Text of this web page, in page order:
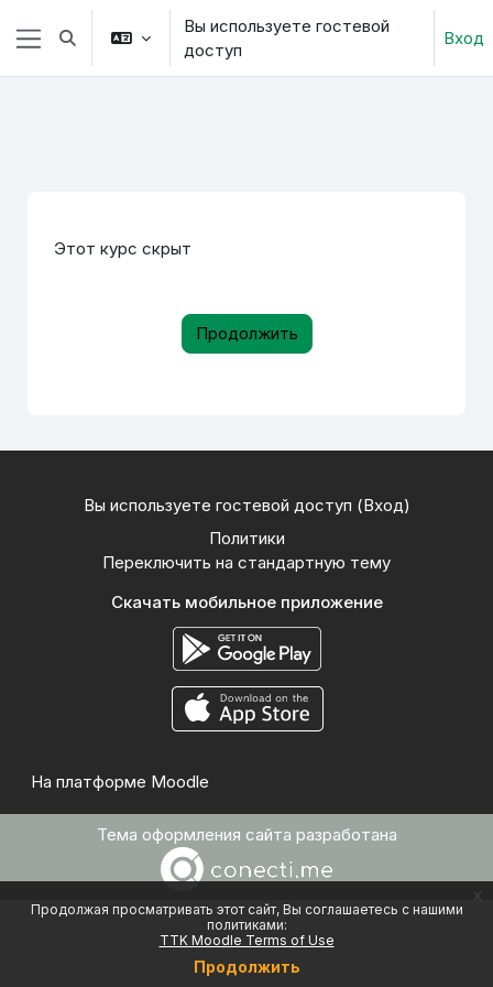
Перейти к основному содержанию
Продолжая просматривать этот сайт, Вы соглашаетесь с нашими
политиками:
TTK Moodle Terms of Use
Продолжить
x
Боковая панель
Изменить данные поисковой строки
Вы используете гостевой
доступ
Вход
Этот курс скрыт
Продолжить
Вы используете гостевой доступ (Вход)
Политики
Переключить на стандартную тему
Скачать мобильное приложение
На платформе Moodle
Тема оформления сайта разработана